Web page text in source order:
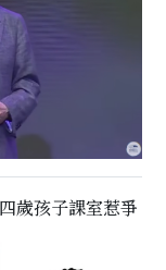
歲孩子課室惹爭